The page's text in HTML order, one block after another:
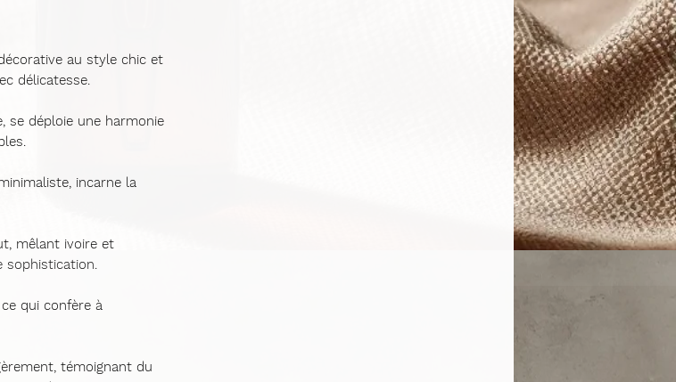
au style chic et
délicatesse.
, se déploie une harmonie
incarne la
, mêlant ivoire et
sophistication.
qui confère à
, témoignant du